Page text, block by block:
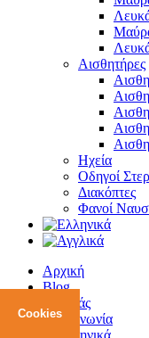
Αισθητήρες
Ηχεία
Οδηγοί
Διακόπτες
Φανοί
Αρχική
Blog
Για εμάς
Επικοινωνία
Cookies